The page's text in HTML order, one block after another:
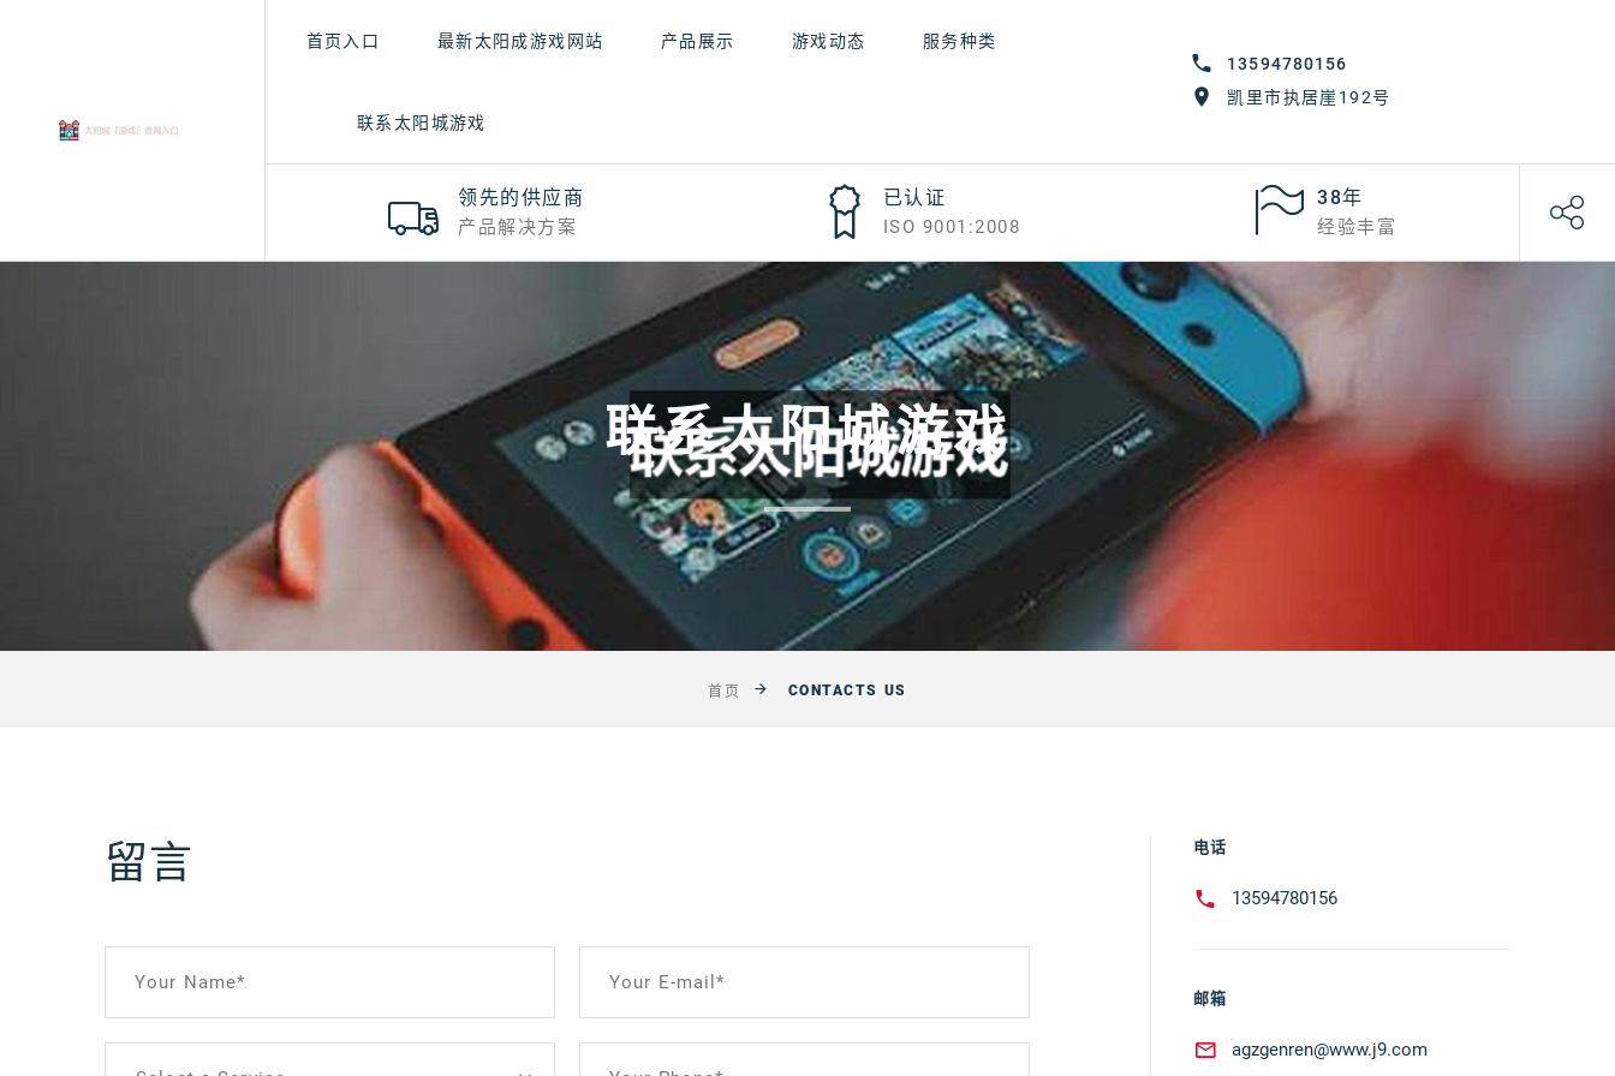
13594780156
凯里市执居崖192号
首页入口 最新太阳成游戏网站 产品展示 游戏动态 服务种类
联系太阳城游戏
领先的供应商
产品解决方案
已认证
ISO 9001:2008
38年
经验丰富
联系太阳城游戏
首页 CONTACTS US
留言
Your Name* Your E-mail*
电话
13594780156
邮箱
agzgenren@www.j9.com